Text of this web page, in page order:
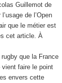
Guillemot de
de l’Open
que le métier est
cet article. À
que la France
faire le point
envers cette